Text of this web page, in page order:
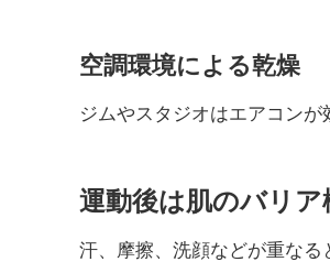
空調環境による乾燥
ジムやスタジオはエアコンが
運動後は肌のバリ
汗、摩擦、洗顔などが重な